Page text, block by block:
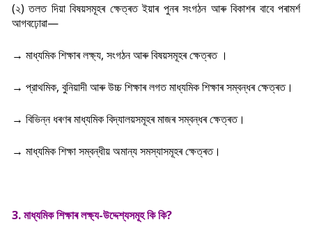
(২) তলত দিয়া বিষয়সমূহৰ ক্ষেত্ৰত ইয়াৰ পুনৰ সংগঠন আৰু বিকাশৰ বাবে পৰামৰ্শ
আগবঢ়োৱা—
→ মাধ্যমিক শিক্ষাৰ লক্ষ্য, সংগঠন আৰু বিষয়সমূহৰ ক্ষেত্ৰত ।
→ প্রাথমিক, বুনিয়াদী আৰু উচ্চ শিক্ষাৰ লগত মাধ্যমিক শিক্ষাৰ সম্বন্ধৰ ক্ষেত্ৰত।
→ বিভিন্ন ধৰণৰ মাধ্যমিক বিদ্যালয়সমূহৰ মাজৰ সম্বন্ধৰ ক্ষেত্ৰত।
→ মাধ্যমিক শিক্ষা সম্বন্ধীয় অমান্য সমস্যাসমূহৰ ক্ষেত্ৰত।
3. মাধ্যমিক শিক্ষাৰ লক্ষ্য-উদ্দেশ্যসমূহ কি কি?